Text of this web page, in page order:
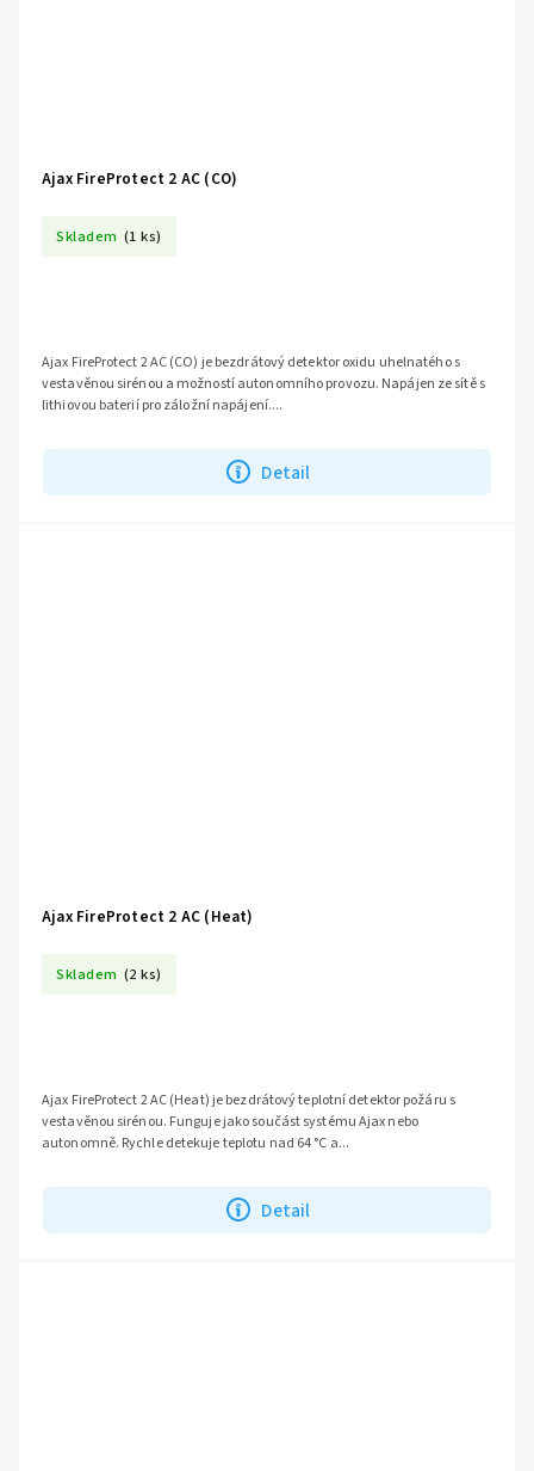
Ajax FireProtect 2 AC (CO)
Skladem (1 ks)
Detail
Ajax FireProtect 2 AC (CO) je bezdrátový detektor oxidu uhelnatého s
vestavěnou sirénou a možností autonomního provozu. Napájen ze sítě s
lithiovou baterií pro záložní napájení....
Ajax FireProtect 2 AC (Heat)
Skladem (2 ks)
Detail
Ajax FireProtect 2 AC (Heat) je bezdrátový teplotní detektor požáru s
vestavěnou sirénou. Funguje jako součást systému Ajax nebo
autonomně. Rychle detekuje teplotu nad 64 °C a...